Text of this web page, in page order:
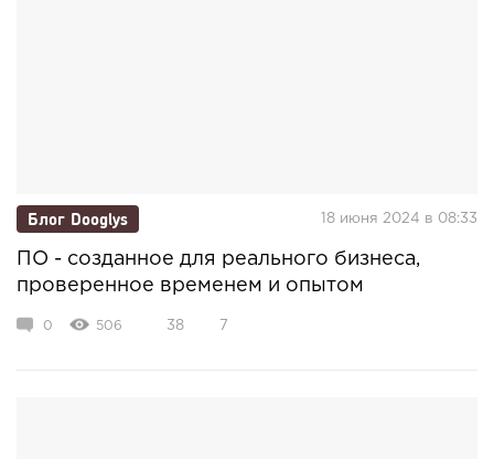
Блог Dooglys 18 июня 2024 в 08:33
ПО - созданное для реального бизнеса,
проверенное временем и опытом
0 506 38 7